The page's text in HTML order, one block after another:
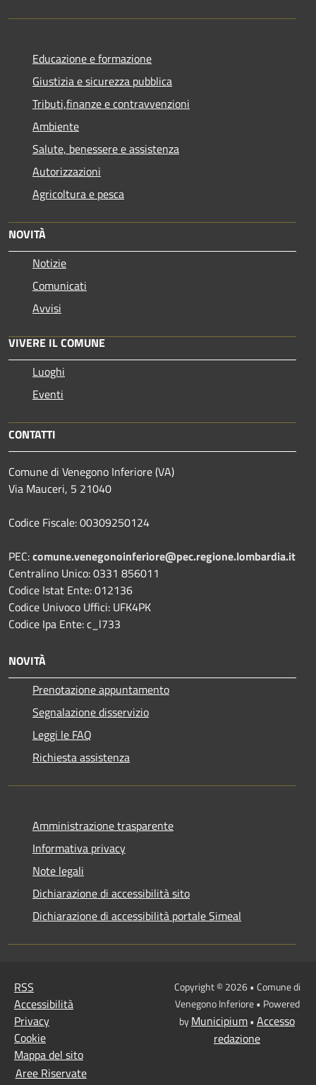
Educazione e formazione
Giustizia e sicurezza pubblica
Tributi,finanze e contravvenzioni
Ambiente
Salute, benessere e assistenza
Autorizzazioni
Agricoltura e pesca
NOVITÀ
Notizie
Comunicati
Avvisi
VIVERE IL COMUNE
Luoghi
Eventi
CONTATTI
Comune di Venegono Inferiore (VA)
Via Mauceri, 5 21040
Codice Fiscale: 00309250124
PEC:comune.venegonoinferiore@pec.regione.lombardia.it
Centralino Unico: 0331 856011
Codice Istat Ente: 012136
Codice Univoco Uffici: UFK4PK
Codice Ipa Ente: c_l733
NOVITÀ
Prenotazione appuntamento
Segnalazione disservizio
Leggi le FAQ
Richiesta assistenza
Amministrazione trasparente
Informativa privacy
Note legali
Dichiarazione di accessibilità sito
Dichiarazione di accessibilità portale Simeal
RSS
Accessibilità
Privacy
Cookie
Mappa del sito
Aree Riservate
Copyright © 2026 • Comune di
Venegono Inferiore • Powered
byMunicipium• Accesso
redazione